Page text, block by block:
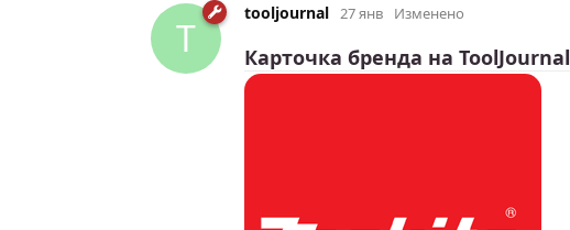
T
tooljournal 27 янв Изменено
Карточка бренда на ToolJournal